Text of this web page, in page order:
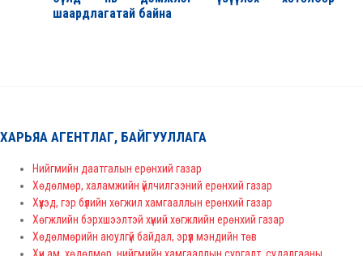
шаардлагатай байна
ХАРЬЯА АГЕНТЛАГ, БАЙГУУЛЛАГА
Нийгмийн даатгалын ерөнхий газар
Хөдөлмөр, халамжийн үйлчилгээний ерөнхий газар
Хүүхэд, гэр бүлийн хөгжил хамгааллын ерөнхий газар
Хөгжлийн бэрхшээлтэй хүний хөгжлийн ерөнхий газар
Хөдөлмөрийн аюулгүй байдал, эрүүл мэндийн төв